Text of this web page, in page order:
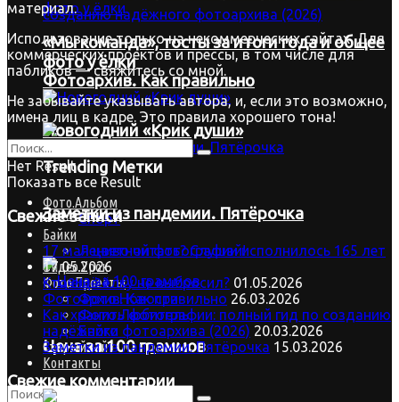
«Мы команда», тосты за итоги года и общее
фото у ёлки
Новогодний «Крик души»
Trending Метки
Фото.Альбом
Спорт
Байки
Лениво читать? Слушай!
Видео.Урок
Фото.Проекты
Фото.Новости
Фото.Любитель
Байки
Старый сайт
Контакты
Фотоархив. Как правильно
Заметки из пандемии. Пятёрочка
Цена за 100 граммов
материал.
Использование только на некоммерческих сайтах. Для
коммерческих проектов и прессы, в том числе для
пабликов — свяжитесь со мной.
Не забывайте указывать автора, и, если это возможно,
имена лиц в кадре. Это правила хорошего тона!
Нет Result
Показать все Result
Свежие записи
17 мая цветной фотографии исполнилось 165 лет
17.05.2026
Кто ещё ёлку не выбросил? 01.05.2026
Фотоархив. Как правильно 26.03.2026
Как хранить фотографии: полный гид по созданию
надёжного фотоархива (2026) 20.03.2026
Заметки из пандемии. Пятёрочка 15.03.2026
Свежие комментарии